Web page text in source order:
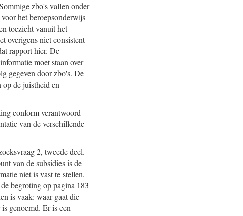
zbo's vallen onder
het beroepsonderwijs
toezicht vanuit het
overigens niet consistent
rapport hier. De
moet staan over
gegeven door zbo's. De
de juistheid en
conform verantwoord
van de verschillende
2, tweede deel.
van de subsidies is de
niet is vast te stellen.
begroting op pagina 183
is vaak: waar gaat die
genoemd. Er is een